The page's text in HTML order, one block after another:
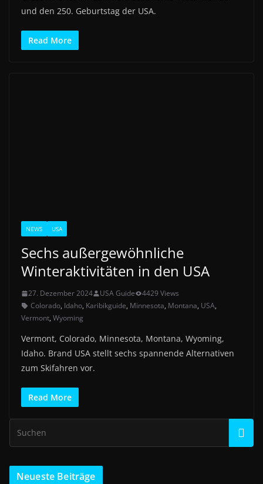
und den 250. Geburtstag der USA.
Read More
NEWS USA
Sechs außergewöhnliche
Winteraktivitäten in den USA
27. Dezember 2024 USA Guide
4429 Views
Colorado, Idaho, Karibikguide, Minnesota, Montana, USA,
Vermont, Wyoming
Vermont, Colorado, Minnesota, Montana, Wyoming,
Idaho. Brand USA stellt sechs spannende Alternativen
zum Skifahren vor.
Read More
Neueste Beiträge